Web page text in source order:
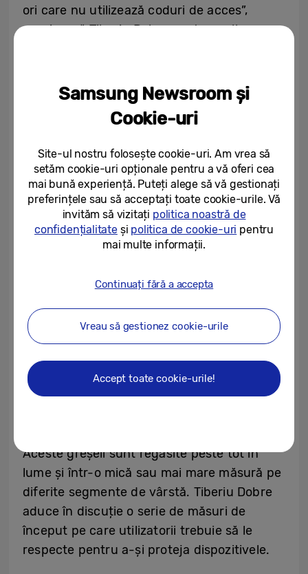
ori care nu utilizează coduri de acces”,
precizează Tiberiu Dobre pentru wall-
Acesta aduce în discuție un studiu realizat
în rândul tinerilor din categoria Generației Z,
în Statele Unite, care arată că 40% dintre
aceștia folosesc aceeași parolă pentru mai
multe conturi, ceea ce este îngrijorător
pentru că astfel sunt vulnerabili în fața
tentativelor de atac cibernetic sau fishing.
„Același studiu arată că doar 39% dintre
fotografiile care conțin informații private
de exemplu. Dacă adăugăm la lista acestor
greșeli și trimiterea de documente
necriptate sau personalizarea setărilor
aplicațiilor, riscul de a deveni victima unui
furt de date crește considerabil”, adaugă
Aceste greșeli sunt regăsite peste tot în
lume și într-o mică sau mai mare măsură pe
diferite segmente de vârstă. Tiberiu Dobre
aduce în discuție o serie de măsuri de
început pe care utilizatorii trebuie să le
respecte pentru a-și proteja dispozitivele.
Samsung Newsroom și
Cookie-uri
Site-ul nostru folosește cookie-uri. Am vrea să
setăm cookie-uri opționale pentru a vă oferi cea
mai bună experiență. Puteți alege să vă gestionați
preferințele sau să acceptați toate cookie-urile. Vă
invităm să vizitați politica noastră de
confidențialitateși politica de cookie-uri pentru
mai multe informații.
Continuați fără a accepta
Vreau să gestionez cookie-urile
Accept toate cookie-urile!